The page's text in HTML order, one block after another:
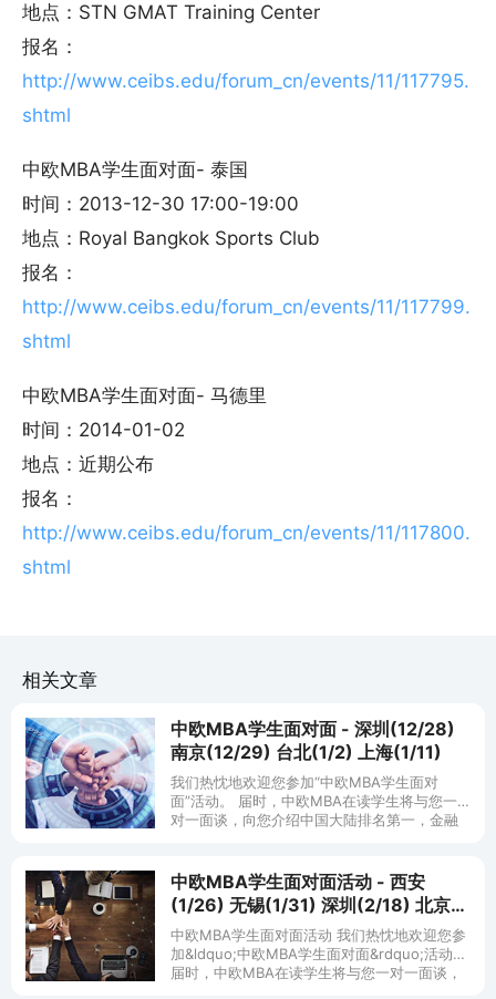
地点：STN GMAT Training Center
报名：
http://www.ceibs.edu/forum_cn/events/11/117795.
shtml
中欧MBA学生面对面- 泰国
时间：2013-12-30 17:00-19:00
地点：Royal Bangkok Sports Club
报名：
http://www.ceibs.edu/forum_cn/events/11/117799.
shtml
中欧MBA学生面对面- 马德里
时间：2014-01-02
地点：近期公布
报名：
http://www.ceibs.edu/forum_cn/events/11/117800.
shtml
相关文章
中欧MBA学生面对面 - 深圳(12/28)
南京(12/29) 台北(1/2) 上海(1/11)
我们热忱地欢迎您参加“中欧MBA学生面对
面”活动。 届时，中欧MBA在读学生将与您一
对一面谈，向您介绍中国大陆排名第一，金融
中欧MBA学生面对面活动 - 西安
(1/26) 无锡(1/31) 深圳(2/18) 北京
(2/19)
中欧MBA学生面对面活动 我们热忱地欢迎您参
加&ldquo;中欧MBA学生面对面&rdquo;活动。
届时，中欧MBA在读学生将与您一对一面谈，